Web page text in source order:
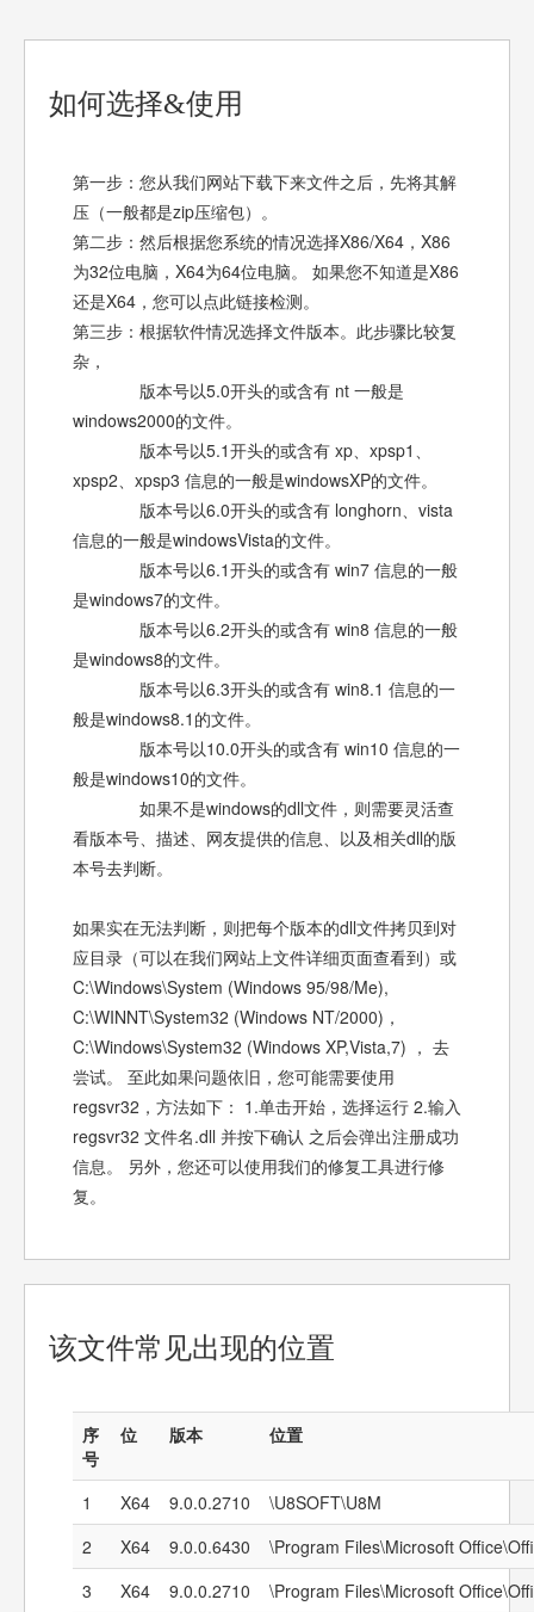
如何选择&使用
第一步：您从我们网站下载下来文件之后，先将其解
压（一般都是zip压缩包）。
第二步：然后根据您系统的情况选择X86/X64，X86
为32位电脑，X64为64位电脑。 如果您不知道是X86
还是X64，您可以点此链接检测。
第三步：根据软件情况选择文件版本。此步骤比较复
杂，
版本号以5.0开头的或含有 nt 一般是
windows2000的文件。
版本号以5.1开头的或含有 xp、xpsp1、
xpsp2、xpsp3 信息的一般是windowsXP的文件。
版本号以6.0开头的或含有 longhorn、vista
信息的一般是windowsVista的文件。
版本号以6.1开头的或含有 win7 信息的一般
是windows7的文件。
版本号以6.2开头的或含有 win8 信息的一般
是windows8的文件。
版本号以6.3开头的或含有 win8.1 信息的一
般是windows8.1的文件。
版本号以10.0开头的或含有 win10 信息的一
般是windows10的文件。
如果不是windows的dll文件，则需要灵活查
看版本号、描述、网友提供的信息、以及相关dll的版
本号去判断。
如果实在无法判断，则把每个版本的dll文件拷贝到对
应目录（可以在我们网站上文件详细页面查看到）或
C:\Windows\System (Windows 95/98/Me),
C:\WINNT\System32 (Windows NT/2000)，
C:\Windows\System32 (Windows XP,Vista,7) ， 去
尝试。 至此如果问题依旧，您可能需要使用
regsvr32，方法如下： 1.单击开始，选择运行 2.输入
regsvr32 文件名.dll 并按下确认 之后会弹出注册成功
信息。 另外，您还可以使用我们的修复工具进行修
复。
该文件常见出现的位置
序
号
位 版本 位置
1 X64 9.0.0.2710
\U8SOFT\U8M
2
X64 9.0.0.6430
\Program Files\Microsoft
3
X64 9.0.0.2710
\Program Files\Microsoft